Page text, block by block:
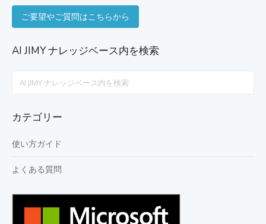
ご要望やご質問はこちらから
AI JIMY ナレッジベース内を検索
カテゴリー
使い方ガイド
よくある質問